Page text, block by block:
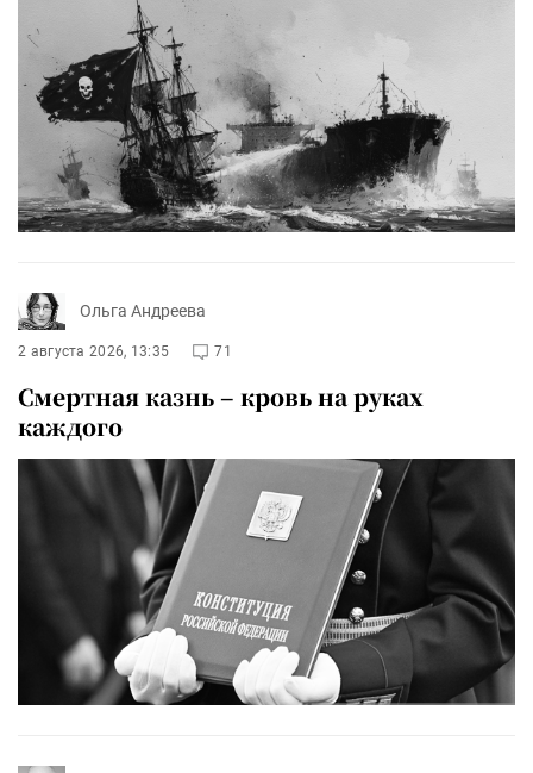
Ольга Андреева
2 августа 2026, 13:35 71
Смертная казнь – кровь на руках
каждого